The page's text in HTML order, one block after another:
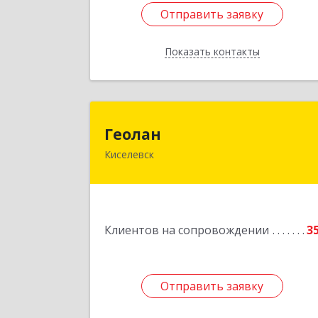
Отправить заявку
Показать контакты
Отправить заявку
Назад
Геолан
Киселевск
Клиентов на сопровождении
Отправить заявку
652700, Кемеровская обл, Киселевск г,
Отправить заявку